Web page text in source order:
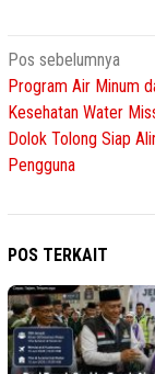
Navigasi
pos
Pos sebelumnya
Program Air Minum
Kesehatan Water
Dolok Tolong Siap
Pengguna
POS TERKAIT